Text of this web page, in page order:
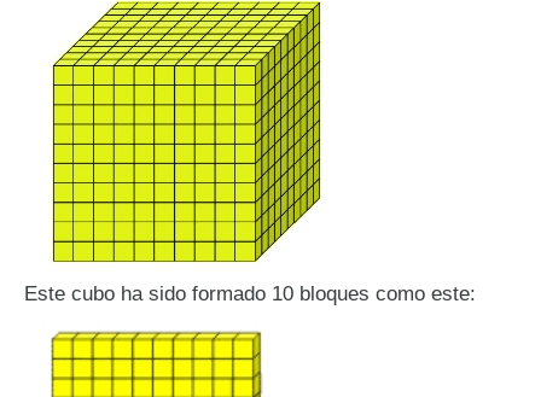
Este cubo ha sido formado 10 bloques como este: